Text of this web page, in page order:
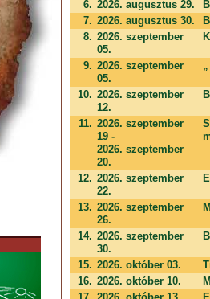
6. 2026. augusztus 29.
7. 2026. augusztus 30.
8. 2026. szeptember
05.
9. 2026. szeptember
05.
10. 2026. szeptember
12.
11. 2026. szeptember
19 -
2026. szeptember
20.
12. 2026. szeptember
22.
13. 2026. szeptember
26.
14. 2026. szeptember
30.
15. 2026. október 03.
16. 2026. október 10.